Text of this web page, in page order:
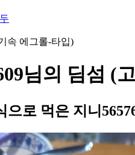
속 에그롤-타입)
님의 딤섬 (
으로 먹은 지니